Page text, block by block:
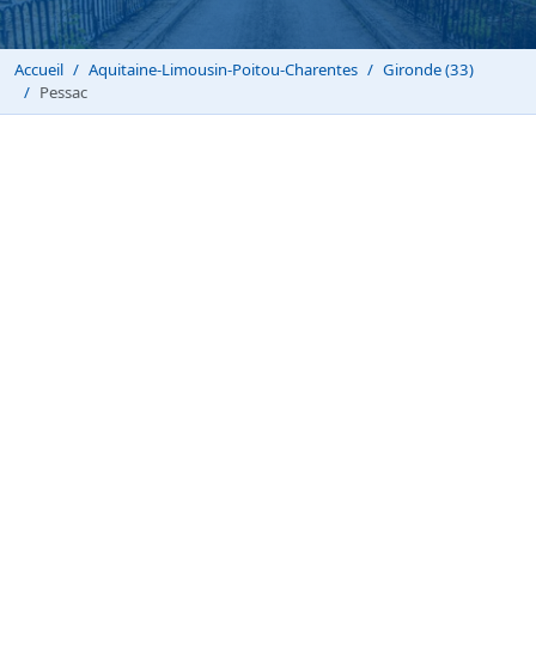
Accueil Aquitaine-Limousin-Poitou-Charentes
Gironde (33)
Pessac